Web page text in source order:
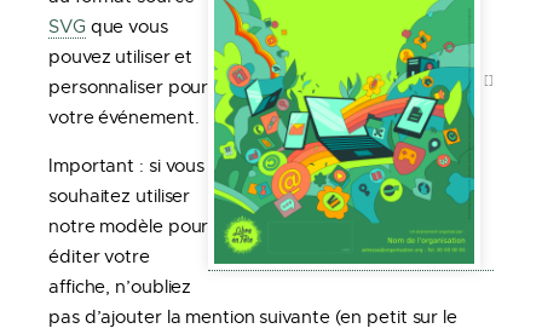
SVG que vous
pouvez utiliser et
personnaliser pour
votre événement.
Important : si vous
souhaitez utiliser
notre modèle pour
éditer votre
affiche, n’oubliez
pas d’ajouter la mention suivante (en petit sur le